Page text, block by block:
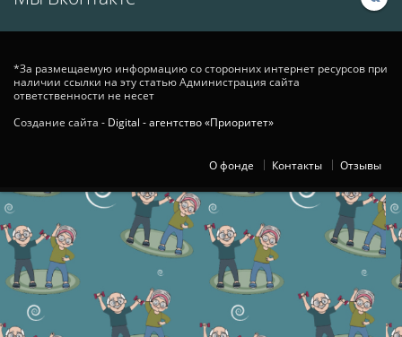
*За размещаемую информацию со сторонних интернет ресурсов при
наличии ссылки на эту статью Администрация сайта
ответственности не несет
Создание сайта - Digital - агентство «Приоритет»
О фонде Контакты Отзывы